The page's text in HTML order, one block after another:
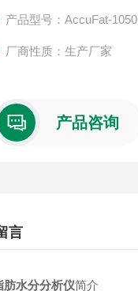
产品型号：AccuFat-1050
厂商性质：生产厂家
产品咨询
言
肪水分分析仪简介